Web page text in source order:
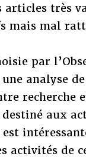
articles très
mais mal
par
analyse
recherche
aux
est
activités de